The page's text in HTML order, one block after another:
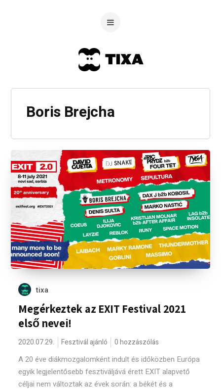
Boris Brejcha
tixa
Megérkeztek az EXIT Festival 2021
első nevei!
2020.07.29. Fesztivál ajánló 0 hozzászólás
A 20 éve diákmozgalomként indult és időközben Európa
egyik legjelentősebb fesztiváljává érett EXIT alapvető
céljai nem változtak az évek során: a békét és a